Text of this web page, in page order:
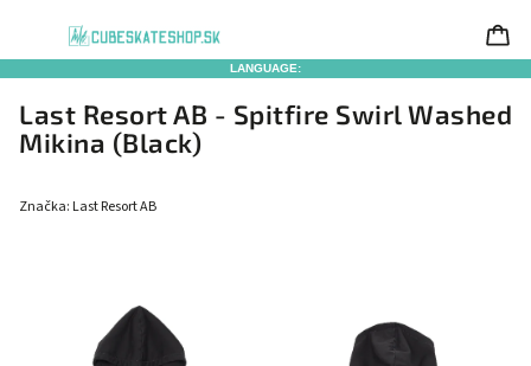
LANGUAGE:
Last Resort AB - Spitfire Swirl Washed
Mikina (Black)
Značka: Last Resort AB